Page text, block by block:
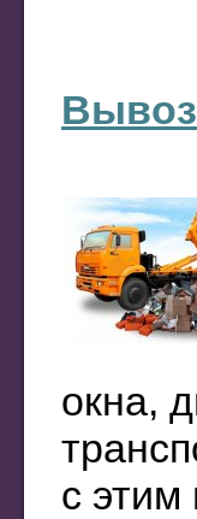
окна,
с этим